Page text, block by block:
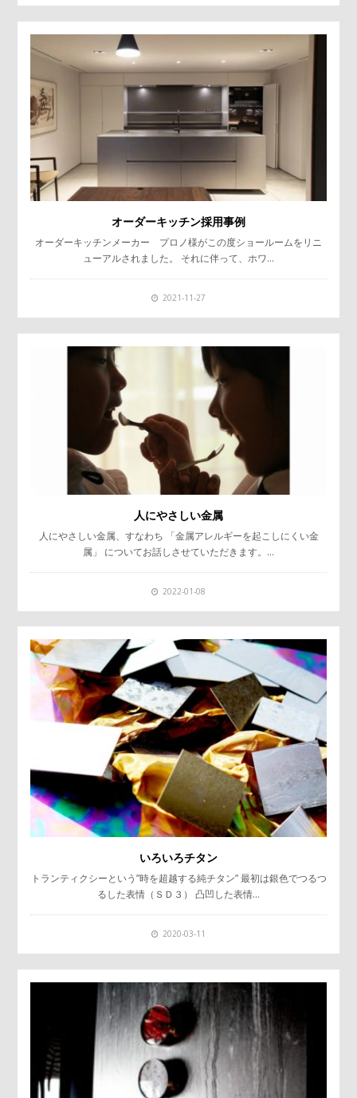
オーダーキッチン採用事例
オーダーキッチンメーカー プロノ様がこの度ショールームをリニ
ューアルされました。 それに伴って、ホワ…
2021-11-27
人にやさしい金属
人にやさしい金属、すなわち 「金属アレルギーを起こしにくい金
属」 についてお話しさせていただきます。…
2022-01-08
いろいろチタン
トランティクシーという”時を超越する純チタン” 最初は銀色でつるつ
るした表情（ＳＤ３） 凸凹した表情…
2020-03-11